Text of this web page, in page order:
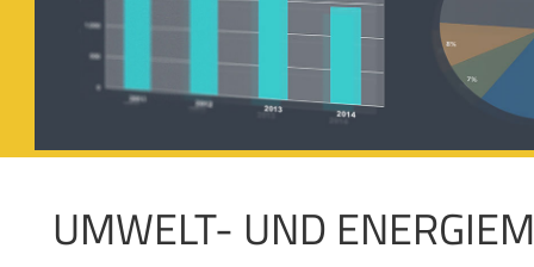
UMWELT- UND